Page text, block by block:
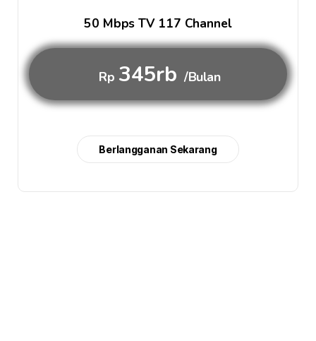
50 Mbps TV 117 Channel
Rp 345rb /Bulan
Berlangganan Sekarang